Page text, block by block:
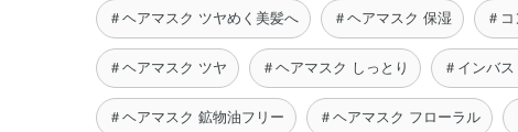
＃ヘアマスク ツヤめく美髪へ ＃ヘアマスク 保湿 ＃
＃ヘアマスク ツヤ ＃ヘアマスク しっとり ＃インバ
＃ヘアマスク 鉱物油フリー ＃ヘアマスク フローラル